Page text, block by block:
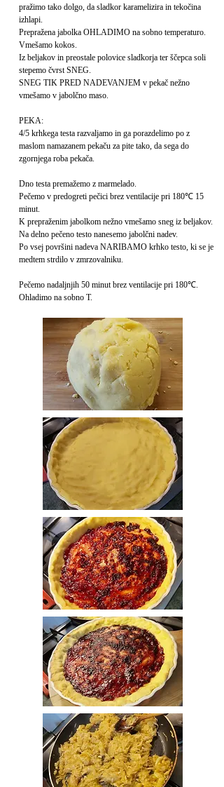
pražimo tako dolgo, da sladkor karamelizira in tekočina
izhlapi.
Prepražena jabolka OHLADIMO na sobno temperaturo.
Vmešamo kokos.
Iz beljakov in preostale polovice sladkorja ter ščepca soli
stepemo čvrst SNEG.
SNEG TIK PRED NADEVANJEM v pekač nežno
vmešamo v jabolčno maso.
PEKA:
4/5 krhkega testa razvaljamo in ga porazdelimo po z
maslom namazanem pekaču za pite tako, da sega do
zgornjega roba pekača.
Dno testa premažemo z marmelado.
Pečemo v predogreti pečici brez ventilacije pri 180℃ 15
minut.
K prepraženim jabolkom nežno vmešamo sneg iz beljakov.
Na delno pečeno testo nanesemo jabolčni nadev.
Po vsej površini nadeva NARIBAMO krhko testo, ki se je
medtem strdilo v zmrzovalniku.
Pečemo nadaljnjih 50 minut brez ventilacije pri 180℃.
Ohladimo na sobno T.